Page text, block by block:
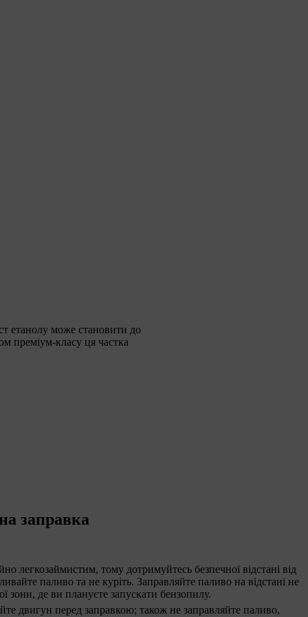
етанолу може становити до
преміум-класу ця частка
заправка
легкозаймистим, тому дотримуйтесь безпечної відстані від
паливо та не куріть. Заправляйте паливо на відстані не
зони, де ви плануєте запускати бензопилу.
двигун перед заправкою; також не заправляйте паливо,